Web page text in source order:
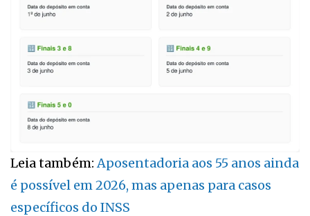
Leia também:Aposentadoria aos 55 anos ainda
é possível em 2026, mas apenas para casos
específicos do INSS